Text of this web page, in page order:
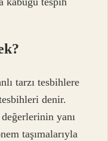
tarzı tesbihlere
​​denir.
yanı
taşımalarıyla